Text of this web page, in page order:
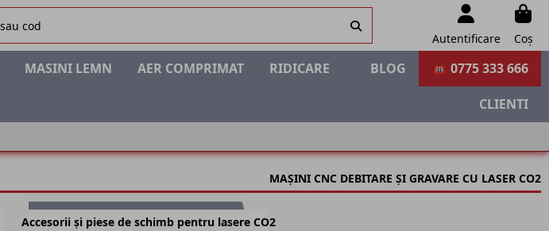
Autentificare Coș
☎ 0775 333 666
MASINI LEMN AER COMPRIMAT RIDICARE BLOG
CLIENTI
MAȘINI CNC DEBITARE ȘI GRAVARE CU LASER CO2
Accesorii și piese de schimb pentru lasere CO2